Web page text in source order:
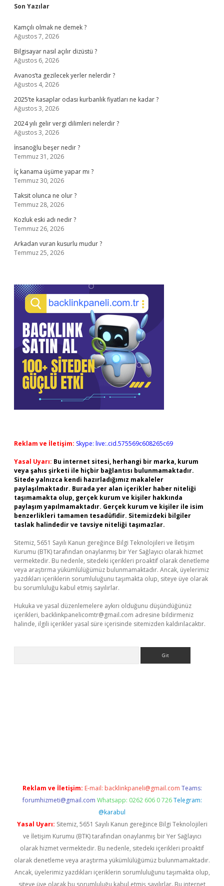
Sidebar
Son Yazılar
Kamçılı olmak ne demek ?
Ağustos 7, 2026
Bilgisayar nasıl açılır dizüstü ?
Ağustos 6, 2026
Avanos’ta gezilecek yerler nelerdir ?
Ağustos 4, 2026
2025’te kasaplar odası kurbanlık fiyatları ne kadar ?
Ağustos 3, 2026
2024 yılı gelir vergi dilimleri nelerdir ?
Ağustos 3, 2026
İnsanoğlu beşer nedir ?
Temmuz 31, 2026
İç kanama üşüme yapar mı ?
Temmuz 30, 2026
Taksit olunca ne olur ?
Temmuz 28, 2026
Kozluk eski adı nedir ?
Temmuz 26, 2026
Arkadan vuran kusurlu mudur ?
Temmuz 25, 2026
Reklam ve İletişim: Skype: live:.cid.575569c608265c69
Yasal Uyarı: Bu internet sitesi, herhangi bir marka, kurum
veya şahıs şirketi ile hiçbir bağlantısı bulunmamaktadır.
Sitede yalnızca kendi hazırladığımız makaleler
paylaşılmaktadır. Burada yer alan içerikler haber niteliği
taşımamakta olup, gerçek kurum ve kişiler hakkında
paylaşım yapılmamaktadır. Gerçek kurum ve kişiler ile isim
benzerlikleri tamamen tesadüfidir. Sitemizdeki bilgiler
taslak halindedir ve tavsiye niteliği taşımazlar.
Sitemiz, 5651 Sayılı Kanun gereğince Bilgi Teknolojileri ve İletişim
Kurumu (BTK) tarafından onaylanmış bir Yer Sağlayıcı olarak hizmet
vermektedir. Bu nedenle, sitedeki içerikleri proaktif olarak denetleme
veya araştırma yükümlülüğümüz bulunmamaktadır. Ancak, üyelerimiz
yazdıkları içeriklerin sorumluluğunu taşımakta olup, siteye üye olarak
bu sorumluluğu kabul etmiş sayılırlar.
Hukuka ve yasal düzenlemelere aykırı olduğunu düşündüğünüz
içerikleri, backlinkpanelicomtr@gmail.com adresine bildirmeniz
halinde, ilgili içerikler yasal süre içerisinde sitemizden kaldırılacaktır.
Reklam ve İletişim: E-mail: backlinkpaneli@gmail.com Teams:
forumhizmeti@gmail.com Whatsapp: 0262 606 0 726 Telegram:
@karabul
Yasal Uyarı: Sitemiz, 5651 Sayılı Kanun gereğince Bilgi Teknolojileri
ve İletişim Kurumu (BTK) tarafından onaylanmış bir Yer Sağlayıcı
olarak hizmet vermektedir. Bu nedenle, sitedeki içerikleri proaktif
olarak denetleme veya araştırma yükümlülüğümüz bulunmamaktadır.
Ancak, üyelerimiz yazdıkları içeriklerin sorumluluğunu taşımakta olup,
siteye üye olarak bu sorumluluğu kabul etmiş sayılırlar. Bu internet